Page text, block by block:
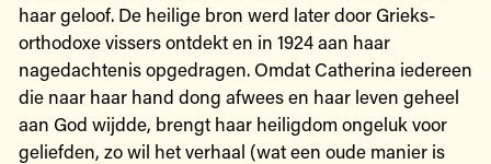
haar geloof. De heilige bron werd later door Grieks-
orthodoxe vissers ontdekt en in 1924 aan haar
nagedachtenis opgedragen. Omdat Catherina iedereen
die naar haar hand dong afwees en haar leven geheel
aan God wijdde, brengt haar heiligdom ongeluk voor
geliefden, zo wil het verhaal (wat een oude manier is